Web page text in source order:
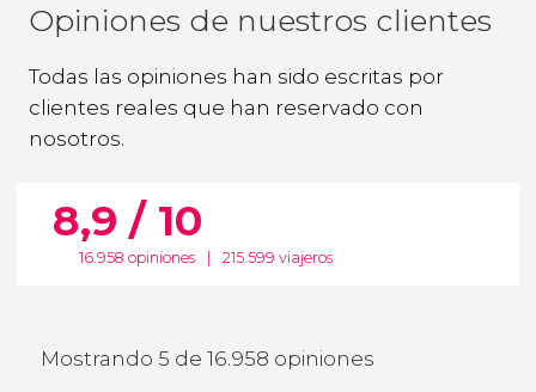
Opiniones de nuestros clientes
Todas las opiniones han sido escritas por
clientes reales que han reservado con
nosotros.
8,9 / 10
16.958 opiniones 215.599 viajeros
Mostrando 5 de 16.958 opiniones